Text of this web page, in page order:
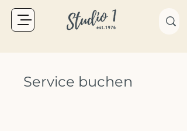
Service buchen